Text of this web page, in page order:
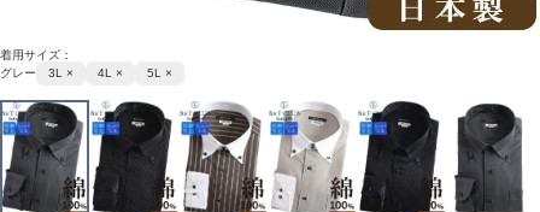
着用サイズ：
グレー
3L × 4L × 5L ×